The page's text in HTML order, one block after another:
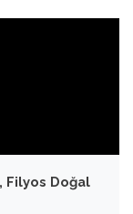
Filyos Doğal